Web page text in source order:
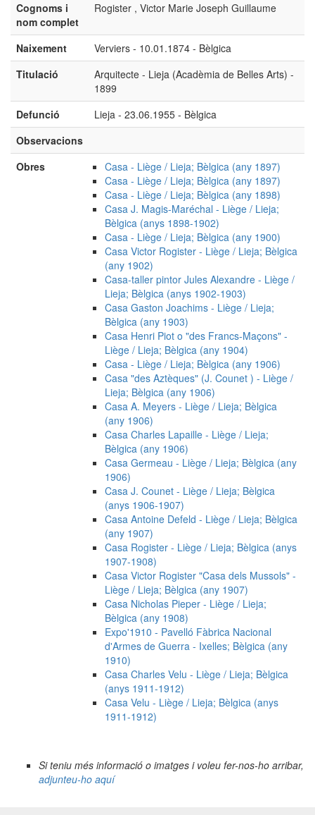
Cognoms i
nom complet
Rogister , Victor Marie Joseph Guillaume
Naixement
Verviers - 10.01.1874 - Bèlgica
Titulació
Arquitecte - Lieja (Acadèmia de Belles Arts) -
1899
Defunció
Lieja - 23.06.1955 - Bèlgica
Observacions
Obres
Casa - Liège / Lieja; Bèlgica (any 1897)
Casa - Liège / Lieja; Bèlgica (any 1897)
Casa - Liège / Lieja; Bèlgica (any 1898)
Casa J. Magis-Maréchal - Liège / Lieja;
Bèlgica (anys 1898-1902)
Casa - Liège / Lieja; Bèlgica (any 1900)
Casa Victor Rogister - Liège / Lieja; Bèlgica
(any 1902)
Casa-taller pintor Jules Alexandre - Liège /
Lieja; Bèlgica (anys 1902-1903)
Casa Gaston Joachims - Liège / Lieja;
Bèlgica (any 1903)
Casa Henri Piot o "des Francs-Maçons" -
Liège / Lieja; Bèlgica (any 1904)
Casa - Liège / Lieja; Bèlgica (any 1906)
Casa "des Aztèques" (J. Counet ) - Liège /
Lieja; Bèlgica (any 1906)
Casa A. Meyers - Liège / Lieja; Bèlgica
(any 1906)
Casa Charles Lapaille - Liège / Lieja;
Bèlgica (any 1906)
Casa Germeau - Liège / Lieja; Bèlgica (any
1906)
Casa J. Counet - Liège / Lieja; Bèlgica
(anys 1906-1907)
Casa Antoine Defeld - Liège / Lieja; Bèlgica
(any 1907)
Casa Rogister - Liège / Lieja; Bèlgica (anys
1907-1908)
Casa Victor Rogister "Casa dels Mussols" -
Liège / Lieja; Bèlgica (any 1907)
Casa Nicholas Pieper - Liège / Lieja;
Bèlgica (any 1908)
Expo'1910 - Pavelló Fàbrica Nacional
d'Armes de Guerra - Ixelles; Bèlgica (any
1910)
Casa Charles Velu - Liège / Lieja; Bèlgica
(anys 1911-1912)
Casa Velu - Liège / Lieja; Bèlgica (anys
1911-1912)
Si teniu més informació o imatges i voleu fer-nos-ho arribar,
adjunteu-ho aquí